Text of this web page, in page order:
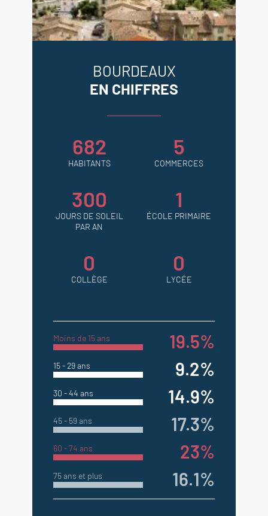
BOURDEAUX
EN CHIFFRES
682
HABITANTS
5
COMMERCES
300
JOURS DE SOLEIL
PAR AN
1
ÉCOLE PRIMAIRE
0
COLLÈGE
0
LYCÉE
Moins de 15 ans 19.5%
15 - 29 ans 9.2%
30 - 44 ans 14.9%
45 - 59 ans 17.3%
60 - 74 ans 23%
75 ans et plus 16.1%